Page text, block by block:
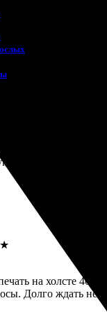
с этой
и ждал. В итоге
Заказала
своим
★
на холсте
Долго ждать не